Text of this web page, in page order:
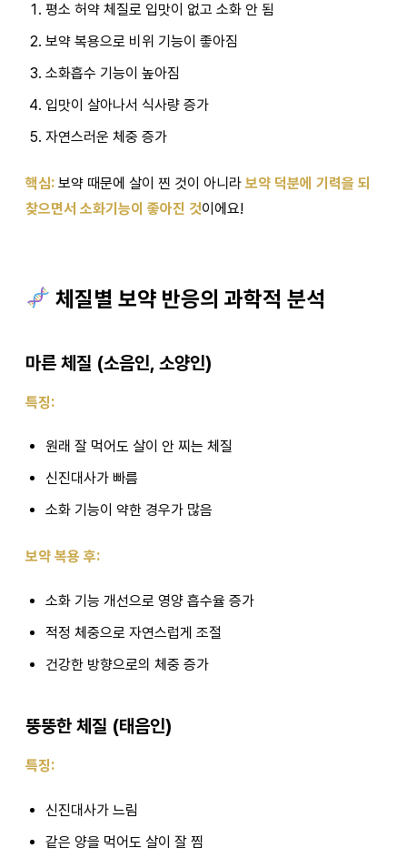
평소 허약 체질로 입맛이 없고 소화 안 됨
보약 복용으로 비위 기능이 좋아짐
소화흡수 기능이 높아짐
입맛이 살아나서 식사량 증가
자연스러운 체중 증가
핵심: 보약 때문에 살이 찐 것이 아니라 보약 덕분에 기력을 되
찾으면서 소화기능이 좋아진 것이에요!
체질별 보약 반응의 과학적 분석
마른 체질 (소음인, 소양인)
특징:
원래 잘 먹어도 살이 안 찌는 체질
신진대사가 빠름
소화 기능이 약한 경우가 많음
보약 복용 후:
소화 기능 개선으로 영양 흡수율 증가
적정 체중으로 자연스럽게 조절
건강한 방향으로의 체중 증가
뚱뚱한 체질 (태음인)
특징:
신진대사가 느림
같은 양을 먹어도 살이 잘 찜